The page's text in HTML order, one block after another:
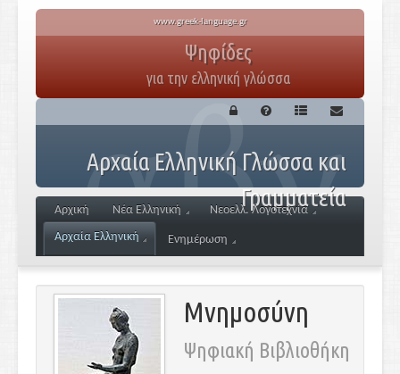
www.greek-language.gr
Ψηφίδες
για την ελληνική γλώσσα
Αρχαία Ελληνική Γλώσσα και
Γραμματεία
Αρχική Νέα Ελληνική
Νεοελλ. Λογοτεχνία
Αρχαία Ελληνική
Ενημέρωση
Μνημοσύνη
Ψηφιακή Βιβλιοθήκη